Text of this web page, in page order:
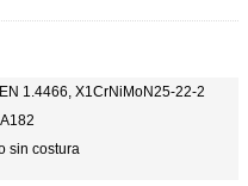
1.4466, X1CrNiMoN25-22-2
sin costura